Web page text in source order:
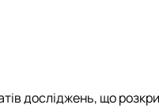
досліджень, що